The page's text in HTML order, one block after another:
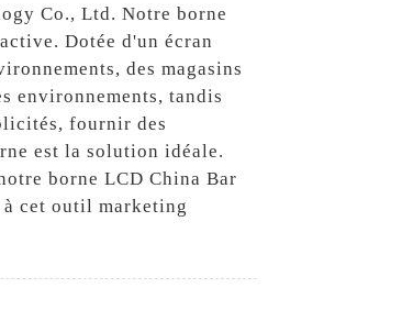
Co., Ltd. Notre borne
Dotée d'un écran
des magasins
environnements, tandis
fournir des
est la solution idéale.
borne LCD China Bar
cet outil marketing